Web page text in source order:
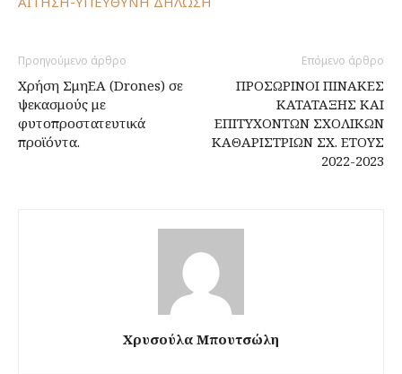
Προηγούμενο άρθρο
Χρήση ΣμηΕΑ (Drones) σε
ψεκασμούς με
φυτοπροστατευτικά
προϊόντα.
Επόμενο άρθρο
ΠΡΟΣΩΡΙΝΟΙ ΠΙΝΑΚΕΣ
ΚΑΤΑΤΑΞΗΣ ΚΑΙ
ΕΠΙΤΥΧΟΝΤΩΝ ΣΧΟΛΙΚΩΝ
ΚΑΘΑΡΙΣΤΡΙΩΝ ΣΧ. ΕΤΟΥΣ
2022-2023
Χρυσούλα Μπουτσώλη